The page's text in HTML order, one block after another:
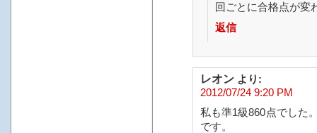
回ごとに合格点が
返信
レオン より:
2012/07/24 9:20 PM
私も準1級860点でした
です。